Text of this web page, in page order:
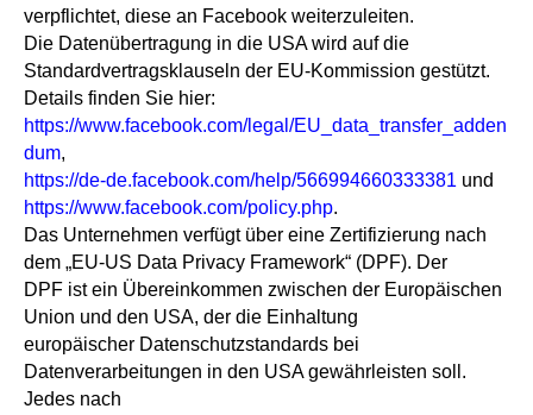
verpflichtet, diese an Facebook weiterzuleiten.
Die Datenübertragung in die USA wird auf die
Standardvertragsklauseln der EU-Kommission gestützt.
Details finden Sie hier:
https://www.facebook.com/legal/EU_data_transfer_adden
dum,
https://de-de.facebook.com/help/566994660333381 und
https://www.facebook.com/policy.php.
Das Unternehmen verfügt über eine Zertifizierung nach
dem „EU-US Data Privacy Framework“ (DPF). Der
DPF ist ein Übereinkommen zwischen der Europäischen
Union und den USA, der die Einhaltung
europäischer Datenschutzstandards bei
Datenverarbeitungen in den USA gewährleisten soll.
Jedes nach